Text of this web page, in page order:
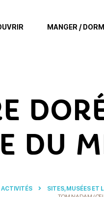
MANGER /
DU
ACTIVITÉS SITES, MUSÉES ET